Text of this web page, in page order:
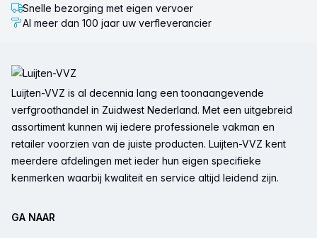
Snelle bezorging met eigen vervoer
Al meer dan 100 jaar uw verfleverancier
Luijten-VVZ is al decennia lang een toonaangevende
verfgroothandel in Zuidwest Nederland. Met een uitgebreid
assortiment kunnen wij iedere professionele vakman en
retailer voorzien van de juiste producten. Luijten-VVZ kent
meerdere afdelingen met ieder hun eigen specifieke
kenmerken waarbij kwaliteit en service altijd leidend zijn.
GA NAAR